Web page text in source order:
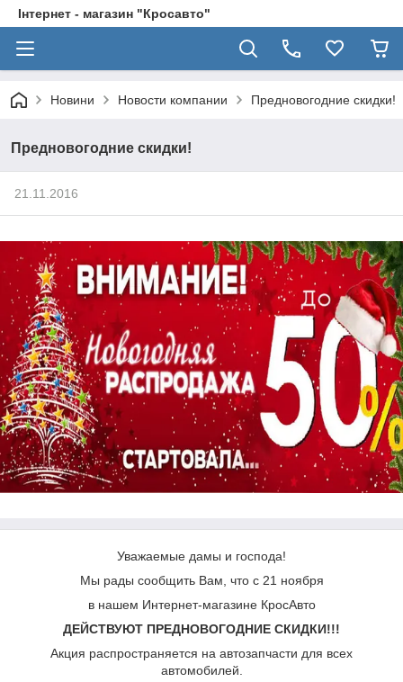
Інтернет - магазин "Кросавто"
Новини Новости компании Предновогодние скидки!
Предновогодние скидки!
21.11.2016
Уважаемые дамы и господа!
Мы рады сообщить Вам, что с 21 ноября
в нашем Интернет-магазине КросАвто
ДЕЙСТВУЮТ ПРЕДНОВОГОДНИЕ СКИДКИ!!!
Акция распространяется на автозапчасти для всех
автомобилей.